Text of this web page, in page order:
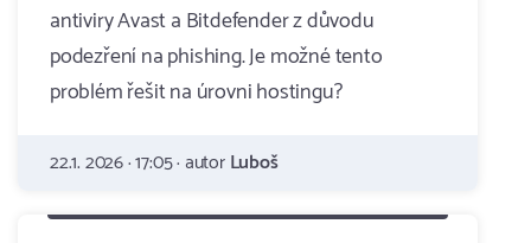
antiviry Avast a Bitdefender z důvodu
podezření na phishing. Je možné tento
problém řešit na úrovni hostingu?
22.1. 2026 · 17:05 · autorLuboš